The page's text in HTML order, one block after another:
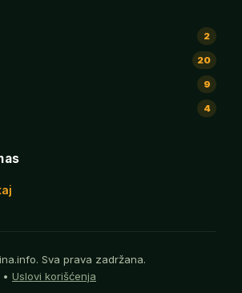
2
20
9
4
Sva prava zadržana.
• Uslovi korišćenja